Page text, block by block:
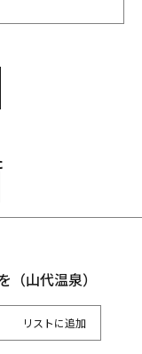
（山代温泉）
リスト